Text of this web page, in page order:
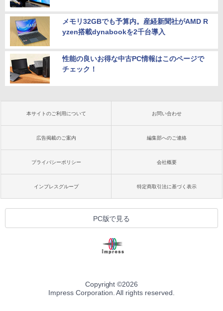
メモリ32GBでも予算内。産経新聞社がAMD R
yzen搭載dynabookを2千台導入
性能の良いお得な中古PC情報はこのページで
チェック！
本サイトのご利用について お問い合わせ
広告掲載のご案内 編集部へのご連絡
プライバシーポリシー 会社概要
インプレスグループ 特定商取引法に基づく表示
PC版で見る
Copyright ©2026
Impress Corporation. All rights reserved.